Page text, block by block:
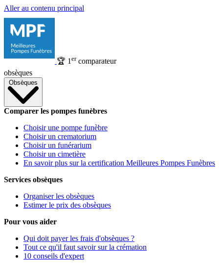
Aller au contenu principal
🏆 1 ercomparateur
obsèques
Obsèques
Comparer les pompes funèbres
Choisir une pompe funèbre
Choisir un crematorium
Choisir un funérarium
Choisir un cimetière
En savoir plus sur la certification Meilleures Pompes Funèbres
Services obsèques
Organiser les obsèques
Estimer le prix des obsèques
Pour vous aider
Qui doit payer les frais d'obsèques ?
Tout ce qu'il faut savoir sur la crémation
10 conseils d'expert